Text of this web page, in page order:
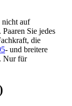
nicht auf
Sie jedes
die
- und breitere
Nur für